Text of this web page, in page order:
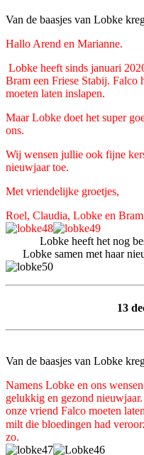
Van de baasjes van Lobke
Hallo Arend en Marianne.
Lobke heeft sinds januari
Bram een Friese Stabij. Falco
moeten laten inslapen.
Maar Lobke doet het super
ons.
Wij wensen jullie ook fijne
nieuwjaar toe.
Met vriendelijke groetjes,
Roel, Claudia, Lobke en
Lobke heeft
Lobke samen met haar
13
Van de baasjes van Lobke
Namens Lobke en ons
gelukkig en gezond
onze vriend Falco moeten
milt die bloedingen had
zo.